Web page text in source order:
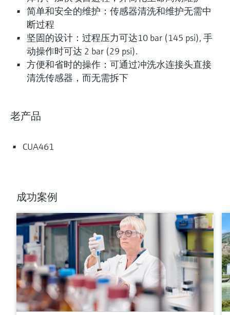
简单和安全的维护：传感器清洗和维护无需中
断过程
坚固的设计：过程压力可达10 bar (145 psi), 手
动操作时可达 2 bar (29 psi).
方便和省时的操作：可通过冲洗水连接头直接
清洗传感器，而无需拆下
老产品
CUA461
成功案例